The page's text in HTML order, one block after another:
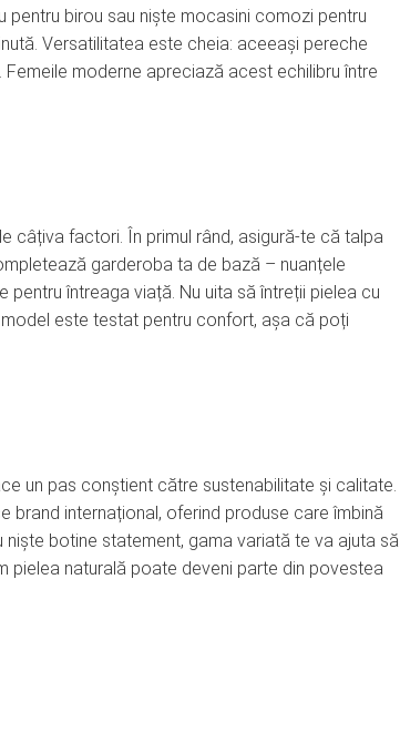
birou sau niște mocasini comozi pentru
Versatilitatea este cheia: aceeași pereche
moderne apreciază acest echilibru între
câțiva factori. În primul rând, asigură-te că talpa
garderoba ta de bază – nuanțele
întreaga viață. Nu uita să întreții pielea cu
este testat pentru confort, așa că poți
un pas conștient către sustenabilitate și calitate.
internațional, oferind produse care îmbină
botine statement, gama variată te va ajuta să
naturală poate deveni parte din povestea